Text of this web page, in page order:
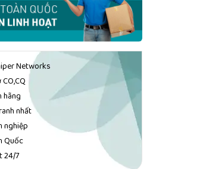
Networks
hãng
nhất
nghiệp
Quốc
24/7